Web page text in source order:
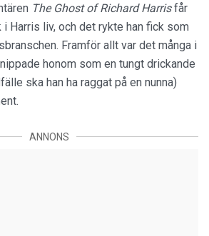
The Ghost of Richard Harrisfår
i Harris liv, och det rykte han fick som
Framför allt var det många i
honom som en tungt drickande
ska han ha raggat på en nunna)
ANNONS